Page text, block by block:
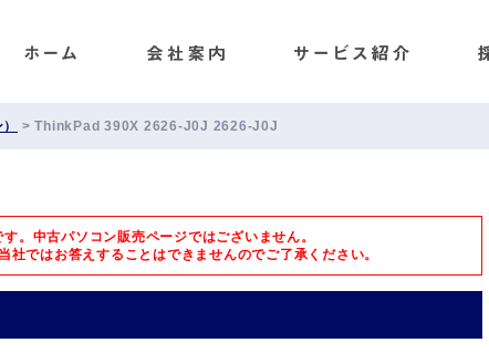
>ThinkPad 390X 2626-J0J 2626-J0J
。中古パソコン販売ページではございません。
当社ではお答えすることはできませんのでご了承ください。